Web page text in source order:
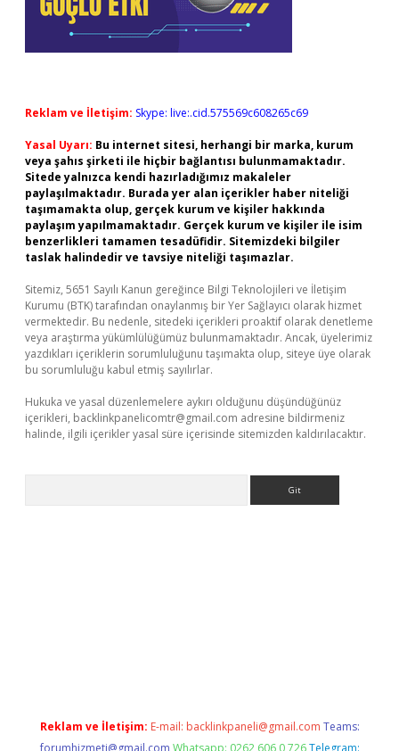
Reklam ve İletişim: Skype: live:.cid.575569c608265c69
Yasal Uyarı: Bu internet sitesi, herhangi bir marka, kurum
veya şahıs şirketi ile hiçbir bağlantısı bulunmamaktadır.
Sitede yalnızca kendi hazırladığımız makaleler
paylaşılmaktadır. Burada yer alan içerikler haber niteliği
taşımamakta olup, gerçek kurum ve kişiler hakkında
paylaşım yapılmamaktadır. Gerçek kurum ve kişiler ile isim
benzerlikleri tamamen tesadüfidir. Sitemizdeki bilgiler
taslak halindedir ve tavsiye niteliği taşımazlar.
Sitemiz, 5651 Sayılı Kanun gereğince Bilgi Teknolojileri ve İletişim
Kurumu (BTK) tarafından onaylanmış bir Yer Sağlayıcı olarak hizmet
vermektedir. Bu nedenle, sitedeki içerikleri proaktif olarak denetleme
veya araştırma yükümlülüğümüz bulunmamaktadır. Ancak, üyelerimiz
yazdıkları içeriklerin sorumluluğunu taşımakta olup, siteye üye olarak
bu sorumluluğu kabul etmiş sayılırlar.
Hukuka ve yasal düzenlemelere aykırı olduğunu düşündüğünüz
içerikleri, backlinkpanelicomtr@gmail.com adresine bildirmeniz
halinde, ilgili içerikler yasal süre içerisinde sitemizden kaldırılacaktır.
Reklam ve İletişim: E-mail: backlinkpaneli@gmail.com Teams:
forumhizmeti@gmail.com Whatsapp: 0262 606 0 726 Telegram: